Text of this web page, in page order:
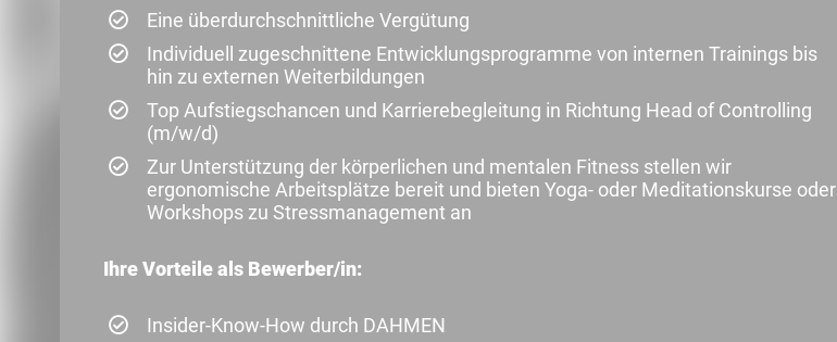
Eine überdurchschnittliche Vergütung
Individuell zugeschnittene Entwicklungsprogramme von internen Trainings bis
hin zu externen Weiterbildungen
Top Aufstiegschancen und Karrierebegleitung in Richtung Head of Controlling
(m/w/d)
Zur Unterstützung der körperlichen und mentalen Fitness stellen wir
ergonomische Arbeitsplätze bereit und bieten Yoga- oder Meditationskurse oder
Workshops zu Stressmanagement an
Ihre Vorteile als Bewerber/in:
Insider-Know-How durch DAHMEN